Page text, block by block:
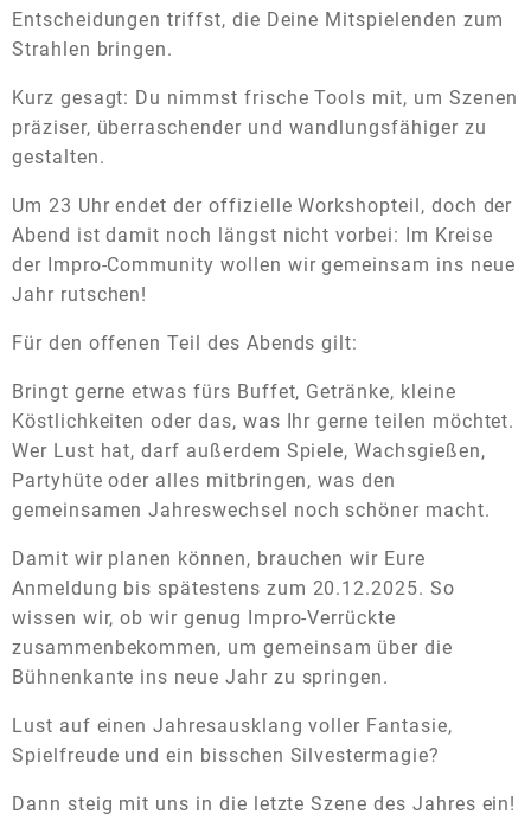
Entscheidungen triffst, die Deine Mitspielenden zum
Strahlen bringen.
Kurz gesagt: Du nimmst frische Tools mit, um Szenen
präziser, überraschender und wandlungsfähiger zu
gestalten.
Um 23 Uhr endet der offizielle Workshopteil, doch der
Abend ist damit noch längst nicht vorbei: Im Kreise
der Impro-Community wollen wir gemeinsam ins neue
Jahr rutschen!
Für den offenen Teil des Abends gilt:
Bringt gerne etwas fürs Buffet, Getränke, kleine
Köstlichkeiten oder das, was Ihr gerne teilen möchtet.
Wer Lust hat, darf außerdem Spiele, Wachsgießen,
Partyhüte oder alles mitbringen, was den
gemeinsamen Jahreswechsel noch schöner macht.
Damit wir planen können, brauchen wir Eure
Anmeldung bis spätestens zum 20.12.2025. So
wissen wir, ob wir genug Impro-Verrückte
zusammenbekommen, um gemeinsam über die
Bühnenkante ins neue Jahr zu springen.
Lust auf einen Jahresausklang voller Fantasie,
Spielfreude und ein bisschen Silvestermagie?
Dann steig mit uns in die letzte Szene des Jahres ein!